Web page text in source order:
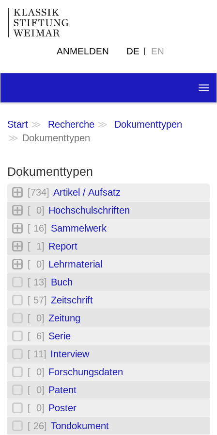
ANMELDEN DE EN
Start Recherche
Dokumenttypen
Dokumenttypen
Dokumenttypen
[734] Artikel / Aufsatz
[ 0] Hochschulschriften
[ 16] Sammelwerk
[ 1] Report
[ 0] Lehrmaterial
[ 13] Buch
[ 57] Zeitschrift
[ 0] Zeitung
[ 6] Serie
[ 11] Interview
[ 0] Forschungsdaten
[ 0] Patent
[ 0] Poster
[ 26] Tondokument